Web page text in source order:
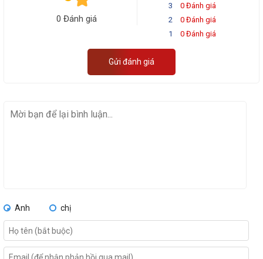
0 Đánh giá
3
0 Đánh giá
2
0 Đánh giá
1
0 Đánh giá
Gửi đánh giá
Anh chị